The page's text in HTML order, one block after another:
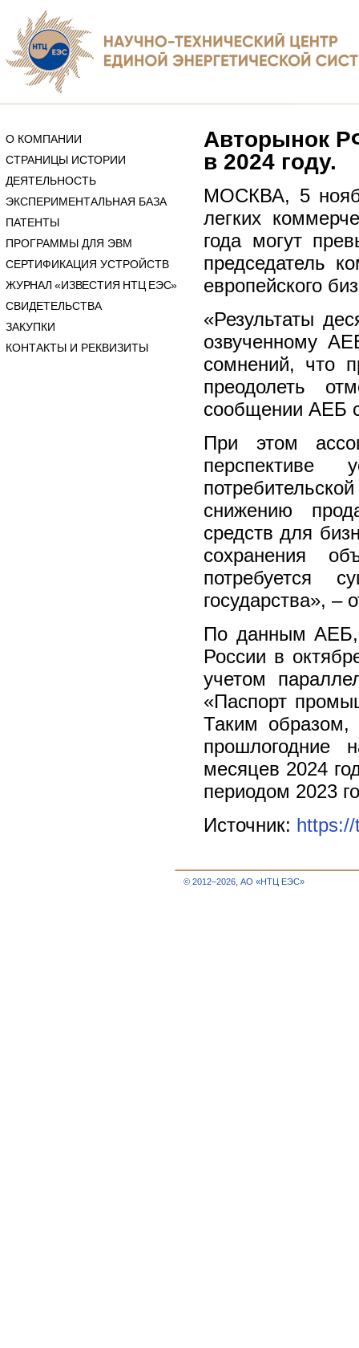
О КОМПАНИИ
СТРАНИЦЫ ИСТОРИИ
ДЕЯТЕЛЬНОСТЬ
ЭКСПЕРИМЕНТАЛЬНАЯ БАЗА
ПАТЕНТЫ
ПРОГРАММЫ ДЛЯ ЭВМ
СЕРТИФИКАЦИЯ УСТРОЙСТВ
ЖУРНАЛ «ИЗВЕСТИЯ НТЦ ЕЭС»
СВИДЕТЕЛЬСТВА
ЗАКУПКИ
КОНТАКТЫ И РЕКВИЗИТЫ
Авторынок
в 2024 году.
МОСКВА, 5
легких
года могут
председатель
европейского
«Результаты
озвученному
сомнений, что
преодолеть
сообщении АЕБ
При этом
перспективе
снижению
средств для
сохранения
потребуется
государства», –
По данным АЕБ,
России в
учетом
«Паспорт
Таким образом,
прошлогодние
месяцев 2024
периодом 2023
Источник:
© 2012–2026, АО «НТЦ ЕЭС»